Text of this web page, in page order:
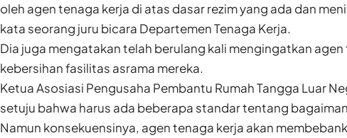
oleh agen tenaga kerja di atas dasar rezim yang ada dan
kata seorang juru bicara Departemen Tenaga Kerja.
Dia juga mengatakan telah berulang kali mengingatkan
kebersihan fasilitas asrama mereka.
Ketua Asosiasi Pengusaha Pembantu Rumah Tangga Luar
setuju bahwa harus ada beberapa standar tentang
Namun konsekuensinya, agen tenaga kerja akan